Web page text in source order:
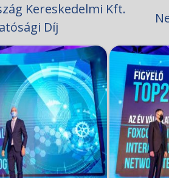
Kereskedelmi Kft.
Díj